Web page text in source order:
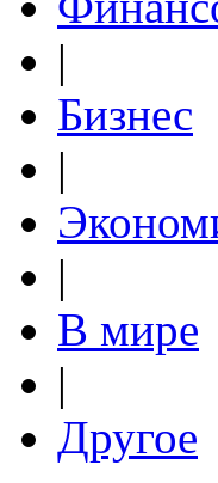
|
Бизнес
|
|
В мире
|
Другое